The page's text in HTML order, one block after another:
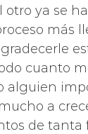
ya se
más
cuanto
alguien
a
de tanta